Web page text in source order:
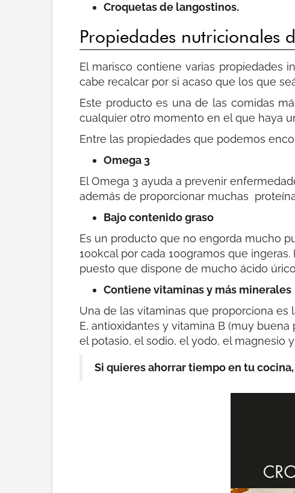
Croquetas de langostinos.
Propiedades nutricionales
El marisco contiene varias propiedades
cabe recalcar por si acaso que los que
Este producto es una de las comidas
cualquier otro momento en el que haya
Entre las propiedades que podemos
Omega 3
El Omega 3 ayuda a prevenir
además de proporcionar muchas
Bajo contenido graso
Es un producto que no engorda mucho
100kcal por cada 100gramos que
puesto que dispone de mucho ácido
Contiene vitaminas y más minerales
Una de las vitaminas que proporciona es
E, antioxidantes y vitamina B (muy
el potasio, el sodio, el yodo, el magnesio
Si quieres ahorrar tiempo en tu